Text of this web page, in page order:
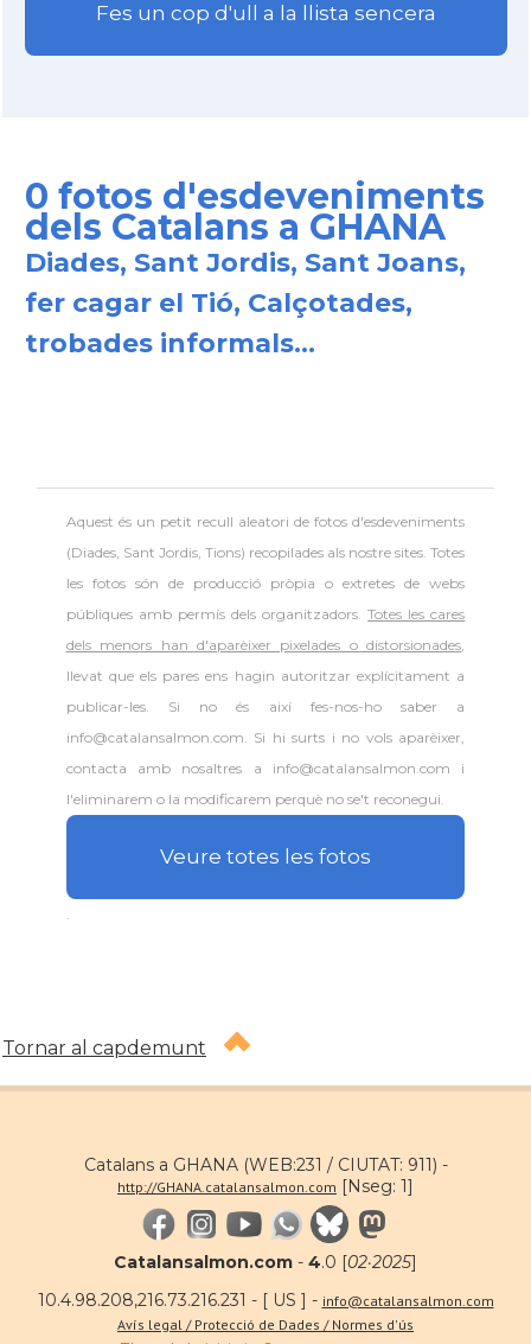
Fes un cop d'ull a la llista sencera
0 fotos d'esdeveniments
dels Catalans a GHANA
Diades, Sant Jordis, Sant Joans,
fer cagar el Tió, Calçotades,
trobades informals...
Aquest és un petit recull aleatori defotos d'esdeveniments
(Diades, Sant Jordis, Tions) recopilades als nostre sites. Totes
les fotos són de producció pròpia o extretes de webs
públiques amb permís dels organitzadors.Totes les cares
dels menors han d'aparèixer pixelades o distorsionades,
llevat que els pares ens hagin autoritzar explícitament a
publicar-les. Si no és així fes-nos-ho saber a
info@catalansalmon.com. Si hi surts i no vols aparèixer,
contacta amb nosaltres a info@catalansalmon.com i
l'eliminarem o la modificarem perquè no se't reconegui.
Veure totes les fotos
Tornar al capdemunt
Catalans a GHANA (WEB:231 / CIUTAT: 911) -
http://GHANA.catalansalmon.com [Nseg: 1]
Catalansalmon.com - 4.0 [02·2025]
10.4.98.208,216.73.216.231 - [ US ] - info@catalansalmon.com
Avís legal / Protecció de Dades / Normes d'ús